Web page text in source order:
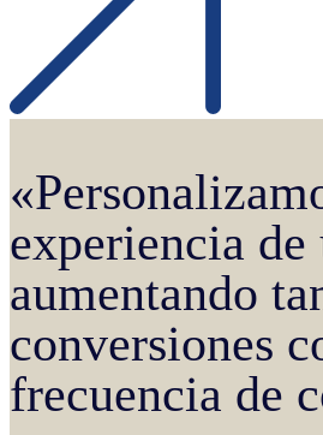
experiencia de
aumentando
conversiones
frecuencia de